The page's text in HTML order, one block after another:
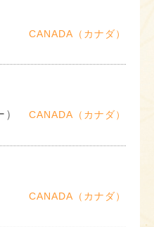
CANADA（カナダ）
CANADA（カナダ）
CANADA（カナダ）